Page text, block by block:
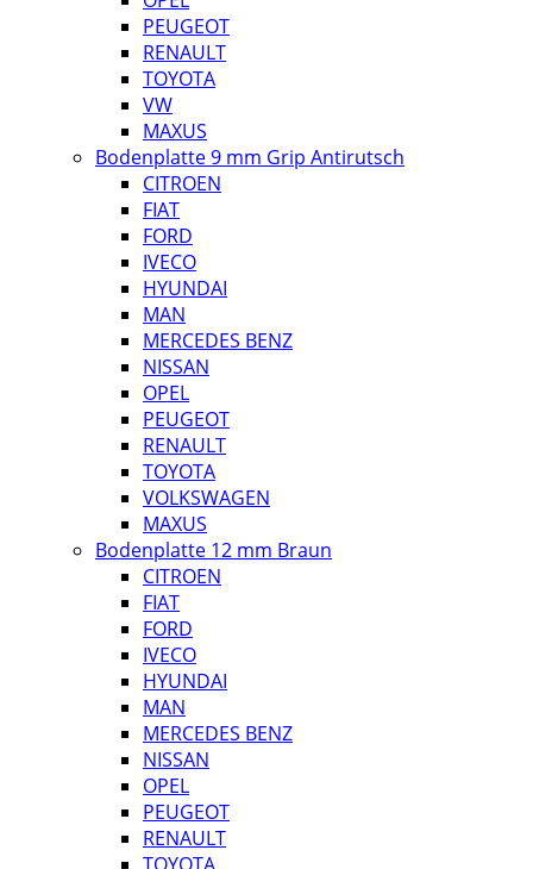
PEUGEOT
RENAULT
TOYOTA
VW
MAXUS
Bodenplatte 9 mm Grip Antirutsch
CITROEN
FIAT
FORD
IVECO
HYUNDAI
MAN
MERCEDES BENZ
NISSAN
OPEL
PEUGEOT
RENAULT
TOYOTA
VOLKSWAGEN
MAXUS
Bodenplatte 12 mm Braun
CITROEN
FIAT
FORD
IVECO
HYUNDAI
MAN
MERCEDES BENZ
NISSAN
OPEL
PEUGEOT
RENAULT